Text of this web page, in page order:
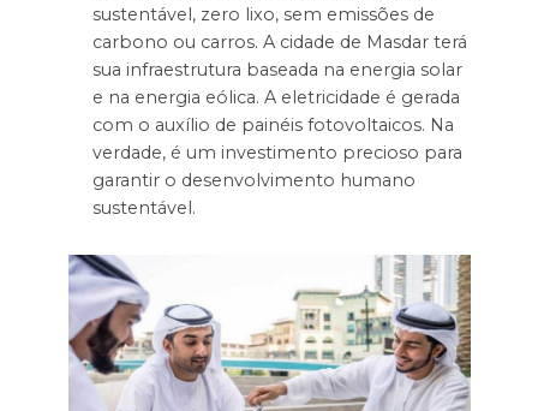
sustentável, zero lixo, sem emissões de
carbono ou carros. A cidade de Masdar terá
sua infraestrutura baseada na energia solar
e na energia eólica. A eletricidade é gerada
com o auxílio de painéis fotovoltaicos. Na
verdade, é um investimento precioso para
garantir o desenvolvimento humano
sustentável.